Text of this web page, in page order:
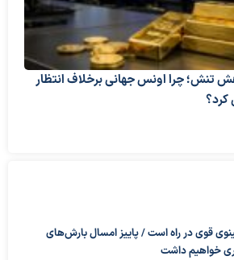
تنش؛ چرا اونس جهانی برخلاف انتظار
قوی در راه است / پاییز امسال بارش‌های
خواهیم داشت